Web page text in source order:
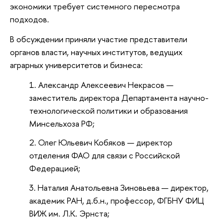
экономики требует системного пересмотра
подходов.
В обсуждении приняли участие представители
органов власти, научных институтов, ведущих
аграрных университетов и бизнеса:
Александр Алексеевич Некрасов —
заместитель директора Департамента научно-
технологической политики и образования
Минсельхоза РФ;
Олег Юльевич Кобяков — директор
отделения ФАО для связи с Российской
Федерацией;
Наталия Анатольевна Зиновьева — директор,
академик РАН, д.б.н., профессор, ФГБНУ ФИЦ
ВИЖ им. Л.К. Эрнста;